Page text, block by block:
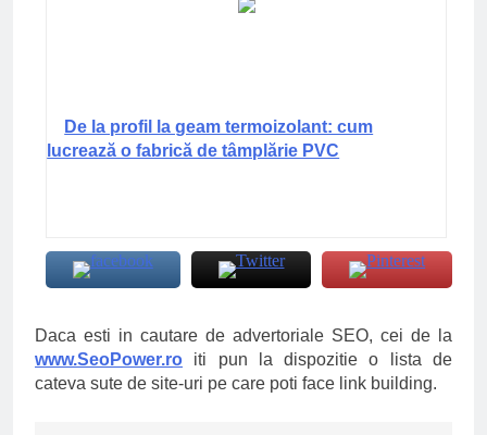
De la profil la geam termoizolant: cum
lucrează o fabrică de tâmplărie PVC
Daca esti in cautare de advertoriale SEO, cei de la
www.SeoPower.ro iti pun la dispozitie o lista de
cateva sute de site-uri pe care poti face link building.